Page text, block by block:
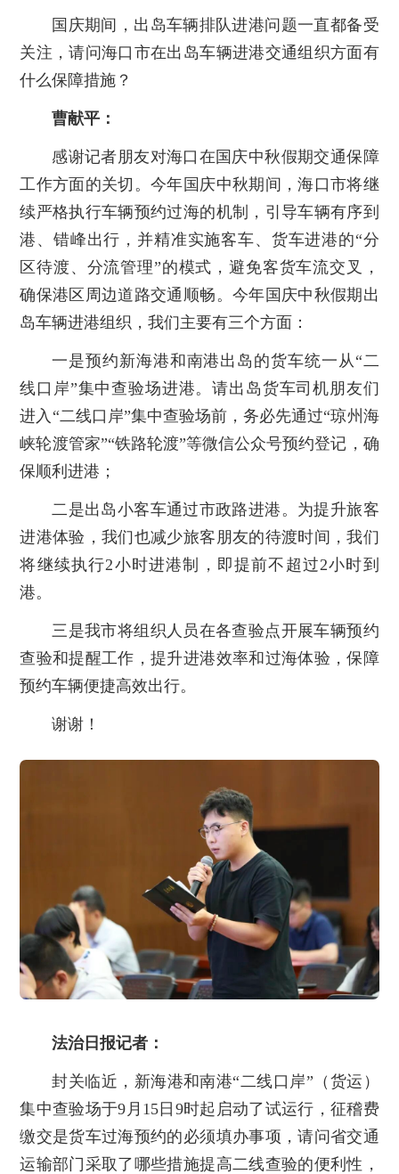
国庆期间，出岛车辆排队进港问题一直都备受
关注，请问海口市在出岛车辆进港交通组织方面有
什么保障措施？
曹献平：
感谢记者朋友对海口在国庆中秋假期交通保障
工作方面的关切。今年国庆中秋期间，海口市将继
续严格执行车辆预约过海的机制，引导车辆有序到
港、错峰出行，并精准实施客车、货车进港的“分
区待渡、分流管理”的模式，避免客货车流交叉，
确保港区周边道路交通顺畅。今年国庆中秋假期出
岛车辆进港组织，我们主要有三个方面：
一是预约新海港和南港出岛的货车统一从“二
线口岸”集中查验场进港。请出岛货车司机朋友们
进入“二线口岸”集中查验场前，务必先通过“琼州海
峡轮渡管家”“铁路轮渡”等微信公众号预约登记，确
保顺利进港；
二是出岛小客车通过市政路进港。为提升旅客
进港体验，我们也减少旅客朋友的待渡时间，我们
将继续执行2小时进港制，即提前不超过2小时到
港。
三是我市将组织人员在各查验点开展车辆预约
查验和提醒工作，提升进港效率和过海体验，保障
预约车辆便捷高效出行。
谢谢！
法治日报记者：
封关临近，新海港和南港“二线口岸”（货运）
集中查验场于9月15日9时起启动了试运行，征稽费
缴交是货车过海预约的必须填办事项，请问省交通
运输部门采取了哪些措施提高二线查验的便利性，